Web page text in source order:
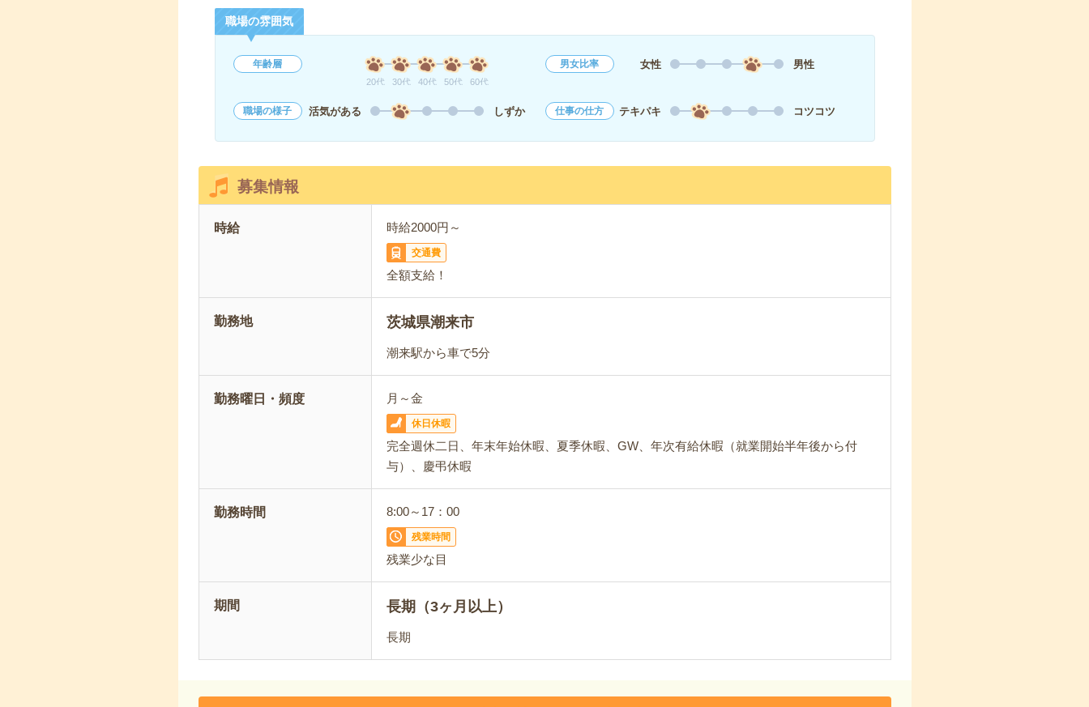
職場の雰囲気
年齢層
20代 30代 40代 50代 60代
男女比率 女性 男性
職場の様子 活気がある しずか 仕事の仕方 テキパキ コツコツ
募集情報
時給 時給2000円～
交通費
全額支給！
勤務地 茨城県潮来市
潮来駅から車で5分
勤務曜日・頻度 月～金
休日休暇
完全週休二日、年末年始休暇、夏季休暇、GW、年次有給休暇（就業開始半年後から付
与）、慶弔休暇
勤務時間 8:00～17：00
残業時間
残業少な目
期間 長期（3ヶ月以上）
長期